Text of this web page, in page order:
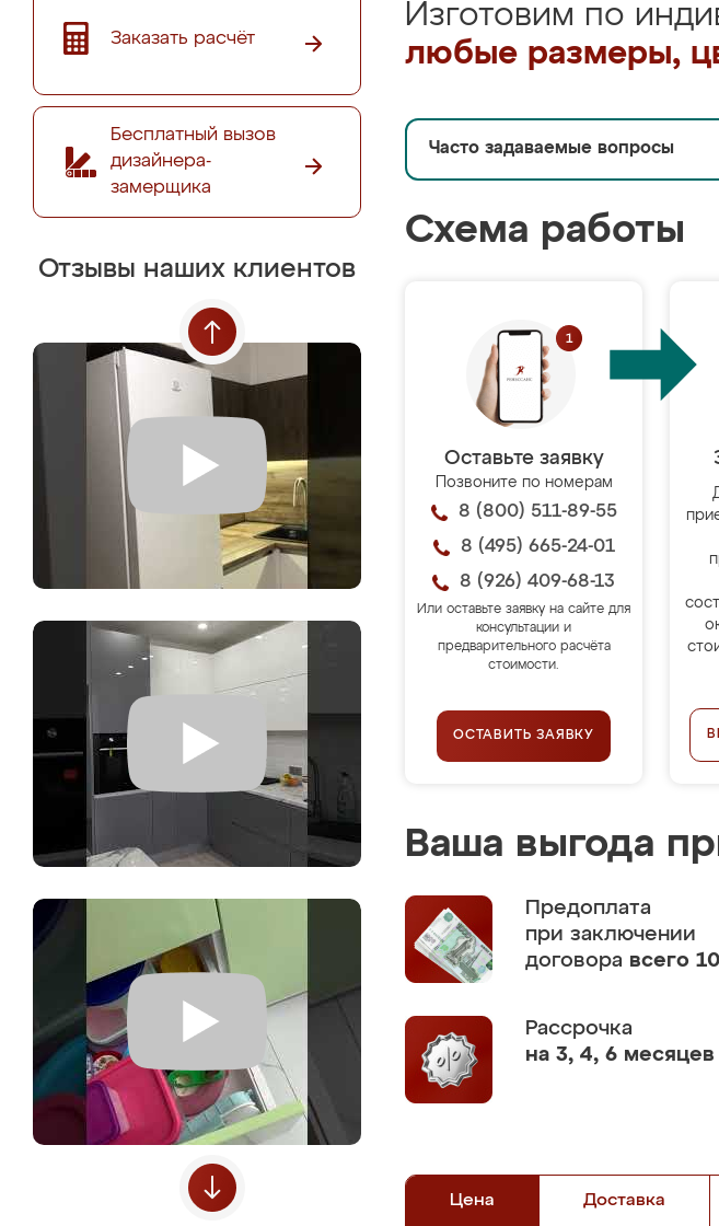
Заказать расчёт
Бесплатный вызов
дизайнера-
замерщика
Отзывы наших клиентов
Изготовим по
любые размеры,
Часто задаваемые вопросы
Схема работы
Оставьте заявку
Позвоните по номерам
8 (800) 511-89-55
8 (495) 665-24-01
8 (926) 409-68-13
Или оставьте заявку на сайте для
консультации и
предварительного расчёта
стоимости.
ОСТАВИТЬ ЗАЯВКУ
Ваша выгода
Предоплата
при заключении
договора всего
Рассрочка
на 3, 4, 6 месяцев
Цена Доставка